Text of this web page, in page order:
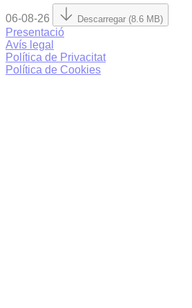
06-08-26 Descarregar (8.6 MB)
Presentació
Avís legal
Política de Privacitat
Política de Cookies